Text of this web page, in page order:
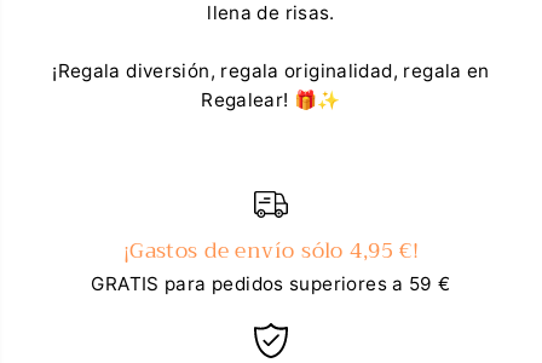
llena de risas.
¡Regala diversión, regala originalidad, regala en
Regalear! 🎁✨
¡Gastos de envío sólo 4,95 €!
GRATIS para pedidos superiores a 59 €